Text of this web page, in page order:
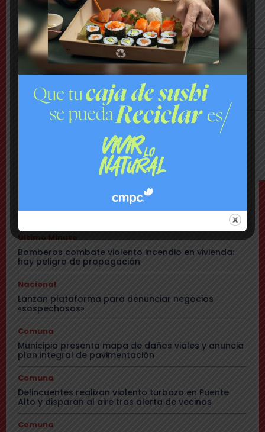
Comuna
Municipio presenta mapa de daños viales y
anuncia plan integral de pavimentación
Comuna
Delincuentes realizan violento turbazo en
Puente Alto y disparan al aire tras alerta de
vecinos
Comuna
Tensión: delegado Codina acusa a alcalde
Toledo de hacerle una «encerrona», editar
video y querer ser «influencer»
TEMAS
Último Minuto
Bomberos combate violento incendio en vivienda:
hay peligro de propagación
Nacional
Lanzan plataforma para denunciar negocios
«sospechosos»
Comuna
Municipio presenta mapa de daños viales y anuncia
plan integral de pavimentación
Comuna
Delincuentes realizan violento turbazo en Puente
Alto y disparan al aire tras alerta de vecinos
Comuna